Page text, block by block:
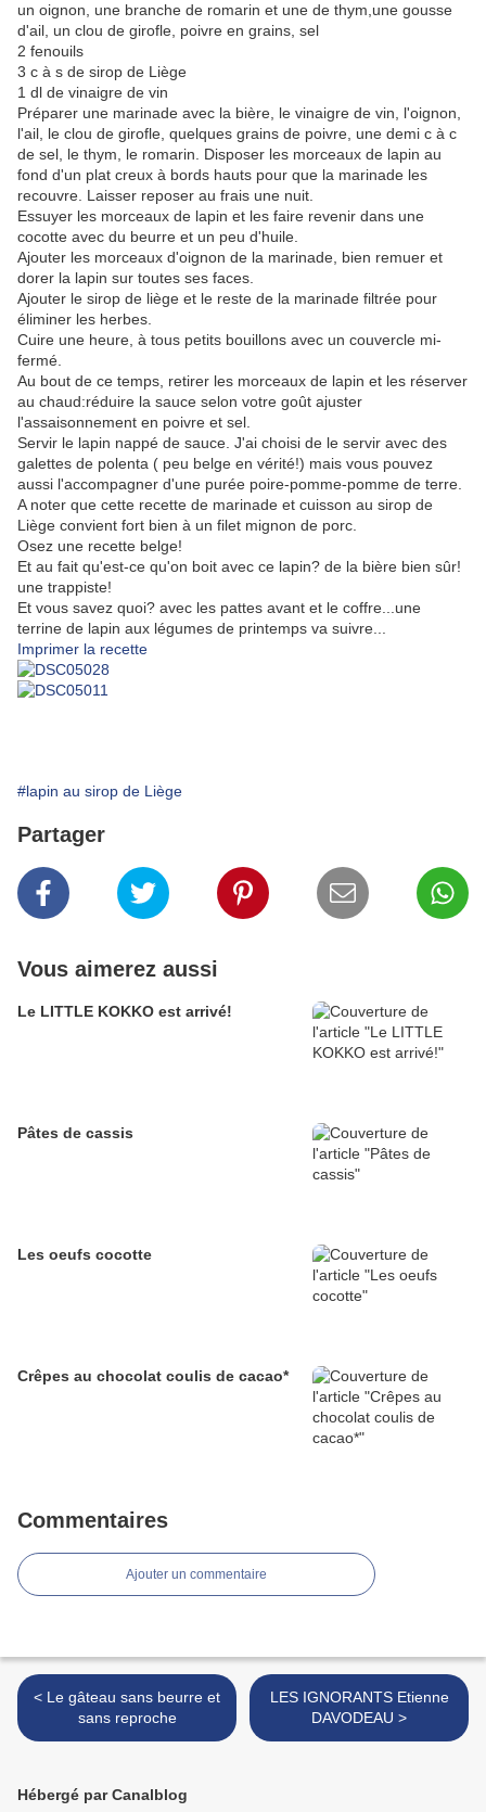
un oignon, une branche de romarin et une de thym,une gousse
d'ail, un clou de girofle, poivre en grains, sel
2 fenouils
3 c à s de sirop de Liège
1 dl de vinaigre de vin
Préparer une marinade avec la bière, le vinaigre de vin, l'oignon,
l'ail, le clou de girofle, quelques grains de poivre, une demi c à c
de sel, le thym, le romarin. Disposer les morceaux de lapin au
fond d'un plat creux à bords hauts pour que la marinade les
recouvre. Laisser reposer au frais une nuit.
Essuyer les morceaux de lapin et les faire revenir dans une
cocotte avec du beurre et un peu d'huile.
Ajouter les morceaux d'oignon de la marinade, bien remuer et
dorer la lapin sur toutes ses faces.
Ajouter le sirop de liège et le reste de la marinade filtrée pour
éliminer les herbes.
Cuire une heure, à tous petits bouillons avec un couvercle mi-
fermé.
Au bout de ce temps, retirer les morceaux de lapin et les réserver
au chaud:réduire la sauce selon votre goût ajuster
l'assaisonnement en poivre et sel.
Servir le lapin nappé de sauce. J'ai choisi de le servir avec des
galettes de polenta ( peu belge en vérité!) mais vous pouvez
aussi l'accompagner d'une purée poire-pomme-pomme de terre.
A noter que cette recette de marinade et cuisson au sirop de
Liège convient fort bien à un filet mignon de porc.
Osez une recette belge!
Et au fait qu'est-ce qu'on boit avec ce lapin? de la bière bien sûr!
une trappiste!
Et vous savez quoi? avec les pattes avant et le coffre...une
terrine de lapin aux légumes de printemps va suivre...
Imprimer la recette
#lapin au sirop de Liège
Partager
Vous aimerez aussi
Le LITTLE KOKKO est arrivé!
Pâtes de cassis
Les oeufs cocotte
Crêpes au chocolat coulis de cacao*
Commentaires
Ajouter un commentaire
< Le gâteau sans beurre et
sans reproche
LES IGNORANTS Etienne
DAVODEAU >
Hébergé par Canalblog